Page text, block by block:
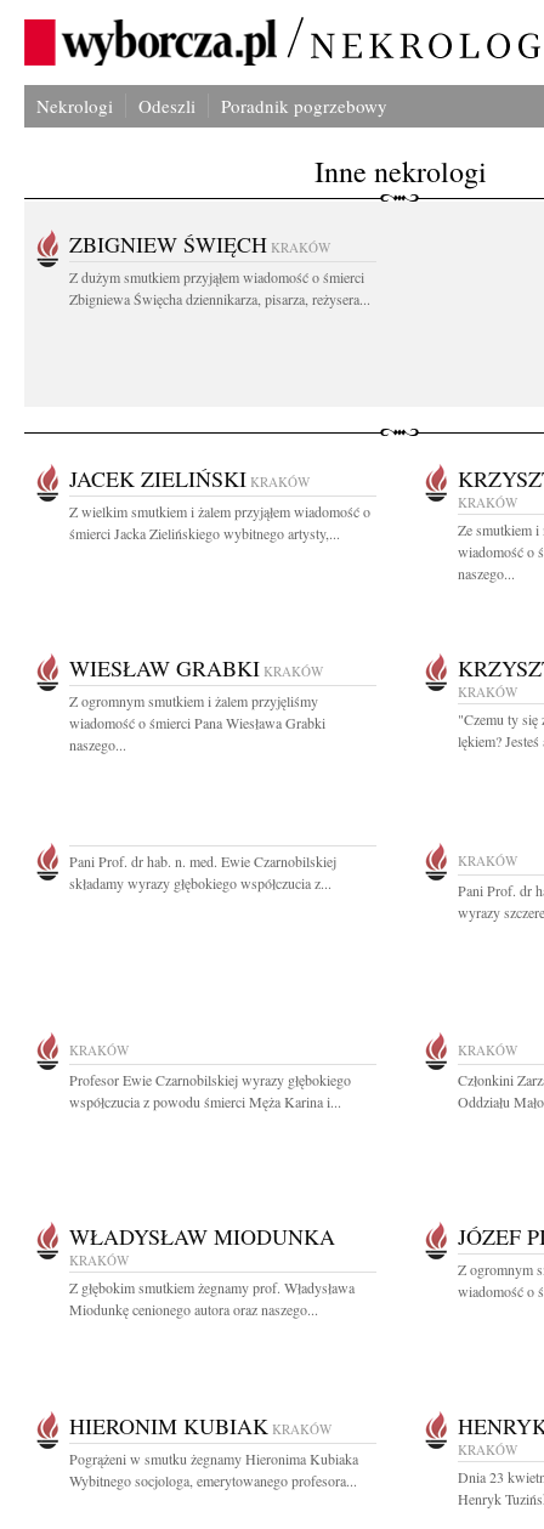
Nekrologi Odeszli Poradnik pogrzebowy
Inne nekrologi
ZBIGNIEW ŚWIĘCH KRAKÓW
Z dużym smutkiem przyjąłem wiadomość o śmierci
Zbigniewa Święcha dziennikarza, pisarza, reżysera...
JACEK ZIELIŃSKI KRAKÓW
Z wielkim smutkiem i żalem przyjąłem wiadomość o
śmierci Jacka Zielińskiego wybitnego artysty,...
KRAKÓW
Ze smutkiem
wiadomość o
naszego...
WIESŁAW GRABKI KRAKÓW
Z ogromnym smutkiem i żalem przyjęliśmy
wiadomość o śmierci Pana Wiesława Grabki
naszego...
KRAKÓW
"Czemu ty się
lękiem?
Pani Prof. dr hab. n. med. Ewie Czarnobilskiej
składamy wyrazy głębokiego współczucia z...
KRAKÓW
Pani Prof. dr
wyrazy
KRAKÓW
Profesor Ewie Czarnobilskiej wyrazy głębokiego
współczucia z powodu śmierci Męża Karina i...
KRAKÓW
Członkini
Oddziału
WŁADYSŁAW MIODUNKA
KRAKÓW
Z głębokim smutkiem żegnamy prof. Władysława
Miodunkę cenionego autora oraz naszego...
JÓZEF
Z ogromnym
wiadomość o
HIERONIM KUBIAK KRAKÓW
Pogrążeni w smutku żegnamy Hieronima Kubiaka
Wybitnego socjologa, emerytowanego profesora...
KRAKÓW
Dnia 23
Henryk